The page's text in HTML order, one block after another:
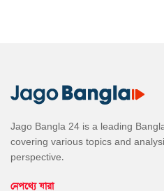
Jago Bangla 24 is a leading
covering various topics and
perspective.
নেপথ্যে যারা